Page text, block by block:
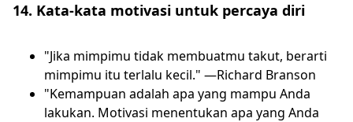
14. Kata-kata motivasi untuk percaya diri
"Jika mimpimu tidak membuatmu takut, berarti
mimpimu itu terlalu kecil." —Richard Branson
"Kemampuan adalah apa yang mampu Anda
lakukan. Motivasi menentukan apa yang Anda